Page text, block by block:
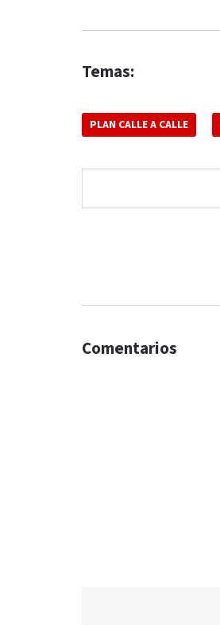
Temas:
PLAN CALLE A CALLE
Comentarios